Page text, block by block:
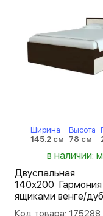
Ширина
145.2 см
Высота
78 см
в наличии:
Двуспальная
140х200
ящиками венге/
Код товара: 175288